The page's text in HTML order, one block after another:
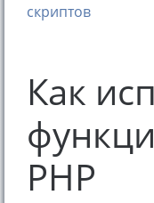
скриптов
Как
PHP